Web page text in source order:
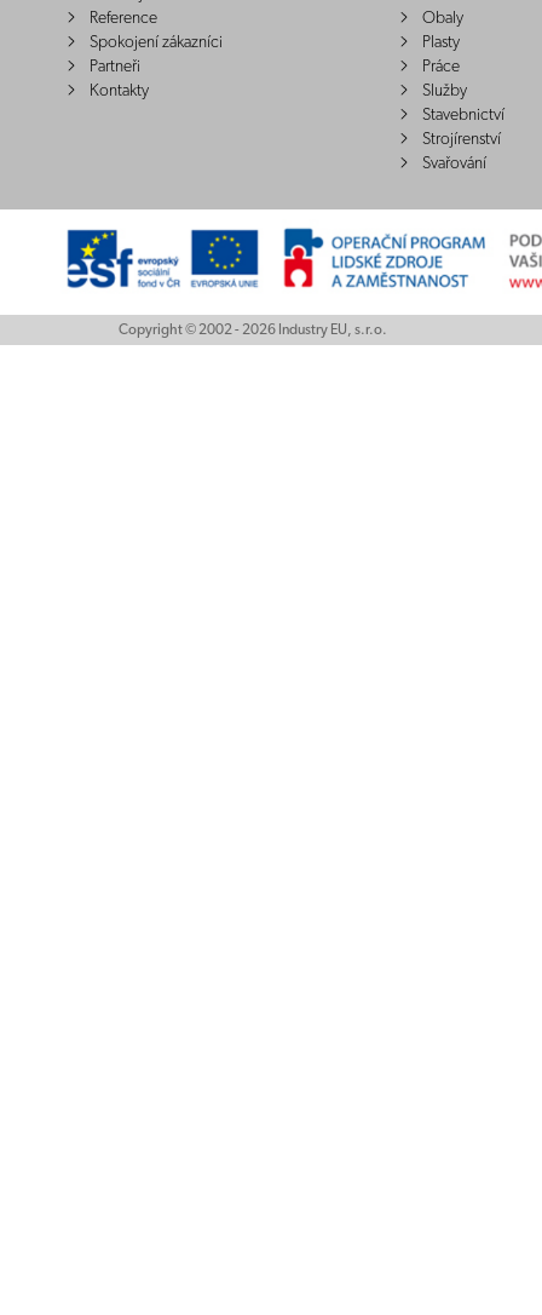
Reference
Spokojení zákazníci
Partneři
Kontakty
Obaly
Plasty
Práce
Služby
Stavebnictví
Strojírenství
Svařování
Copyright © 2002 - 2026 Industry EU, s.r.o.